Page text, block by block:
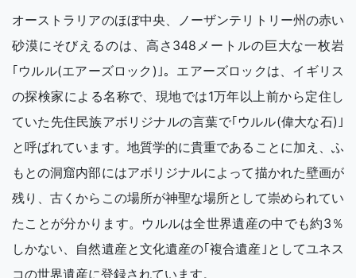
オーストラリアのほぼ中央、ノーザンテリトリー州の赤い
砂漠にそびえるのは、高さ348メートルの巨大な一枚岩
｢ウルル(エアーズロック)｣。エアーズロックは、イギリス
の探検家による名称で、現地では1万年以上前から定住し
ていた先住民族アボリジナルの言葉で｢ウルル(偉大な石)｣
と呼ばれています。地質学的に貴重であることに加え、ふ
もとの洞窟内部にはアボリジナルによって描かれた壁画が
残り、古くからこの場所が神聖な場所として崇められてい
たことが分かります。ウルルは全世界遺産の中でも約3％
しかない、自然遺産と文化遺産の｢複合遺産｣としてユネス
コの世界遺産に登録されています。